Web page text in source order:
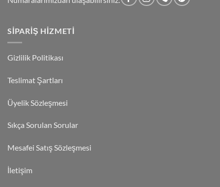
SIPARIŞ HIZMETI
Gizlilik Politikası
Teslimat Şartları
Üyelik Sözleşmesi
Sıkça Sorulan Sorular
Mesafei Satış Sözleşmesi
İletişim